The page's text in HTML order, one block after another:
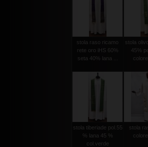
stola raso ricamo
rete oro iHS 60%
seta 40% lana ...
stola
45%
stola tiberiade pol.55
% lana 45 %
col.verde
stola